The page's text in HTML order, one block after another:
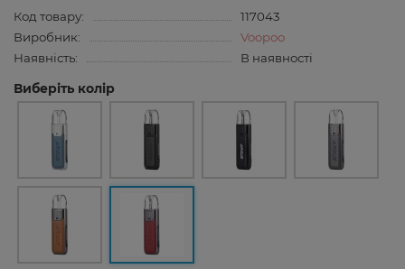
Код товару:
117043
Виробник:
Voopoo
Наявність:
В наявності
Виберіть колір